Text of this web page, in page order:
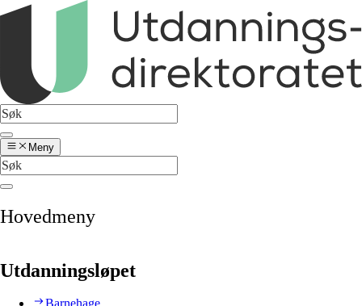
Meny
Hovedmeny
Utdanningsløpet
Barnehage